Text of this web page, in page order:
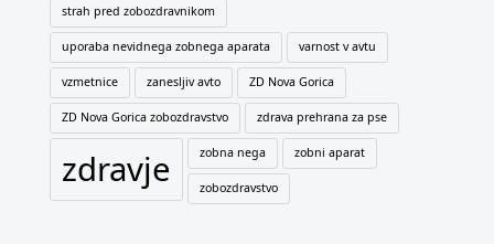
strah pred zobozdravnikom
uporaba nevidnega zobnega aparata varnost v avtu
vzmetnice zanesljiv avto ZD Nova Gorica
ZD Nova Gorica zobozdravstvo zdrava prehrana za pse
zdravje zobna nega zobni aparat
zobozdravstvo